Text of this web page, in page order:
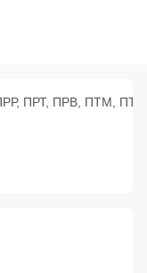
ПРТ, ПРВ, ПТМ,